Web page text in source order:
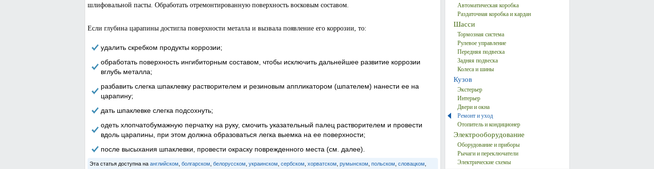
шлифовальной пасты. Обработать отремонтированную поверхность восковым составом.
Если глубина царапины достигла поверхности металла и вызвала появление его коррозии, то:
удалить скребком продукты коррозии;
обработать поверхность ингибиторным составом, чтобы исключить дальнейшее развитие коррозии
вглубь металла;
разбавить слегка шпаклевку растворителем и резиновым аппликатором (шпателем) нанести ее на
царапину;
дать шпаклевке слегка подсохнуть;
одеть хлопчатобумажную перчатку на руку, смочить указательный палец растворителем и провести
вдоль царапины, при этом должна образоваться легка выемка на ее поверхности;
после высыхания шпаклевки, провести окраску поврежденного места (см. далее).
Эта статья доступна на английском болгарском белорусском украинском сербском хорватском румынском польском словацком
Автоматическая коробка
Раздаточная коробка и кардан
Шасси
Тормозная система
Рулевое управление
Передняя подвеска
Задняя подвеска
Колеса и шины
Кузов
Экстерьер
Интерьер
Двери и окна
Ремонт и уход
Отопитель и кондиционер
Электрооборудование
Оборудование и приборы
Рычаги и переключатели
Электрические схемы